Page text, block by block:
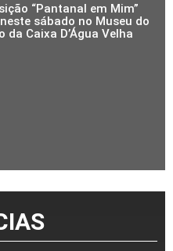
“Pantanal em Mim”
sábado no Museu do
da Caixa D’Água Velha